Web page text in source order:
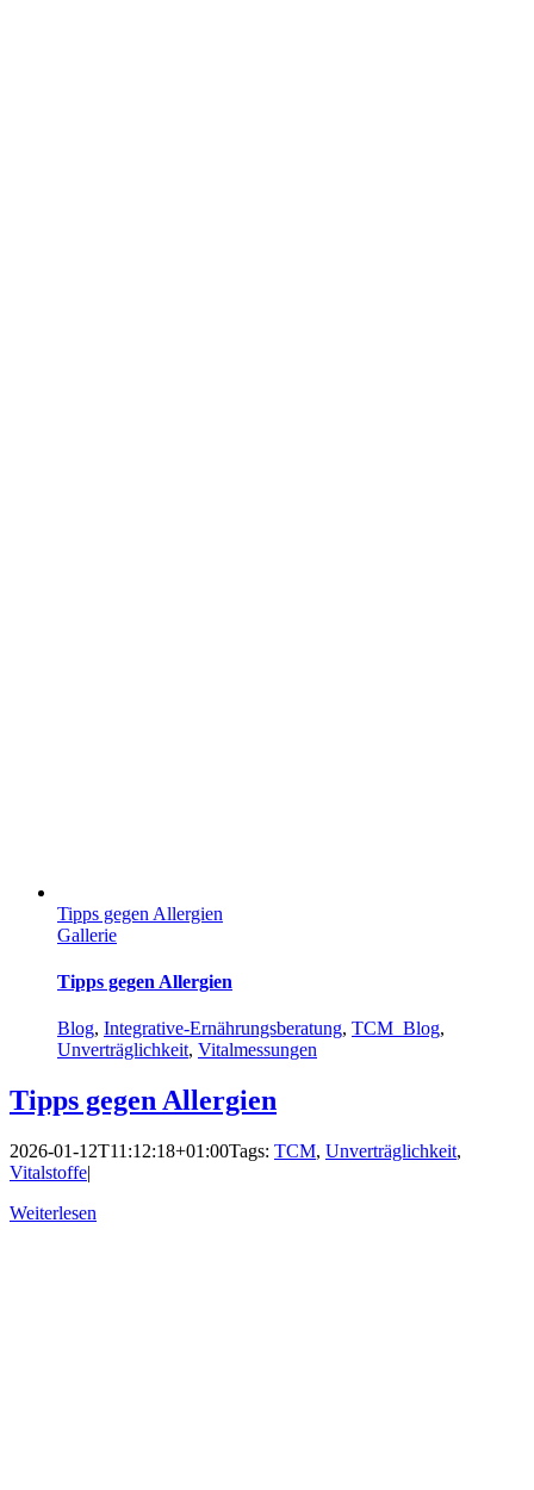
Tipps gegen Allergien
Gallerie
Tipps gegen Allergien
Blog, Integrative-Ernährungsberatung, TCM_Blog,
Unverträglichkeit, Vitalmessungen
Tipps gegen Allergien
2026-01-12T11:12:18+01:00Tags: TCM, Unverträglichkeit,
Vitalstoffe|
Weiterlesen